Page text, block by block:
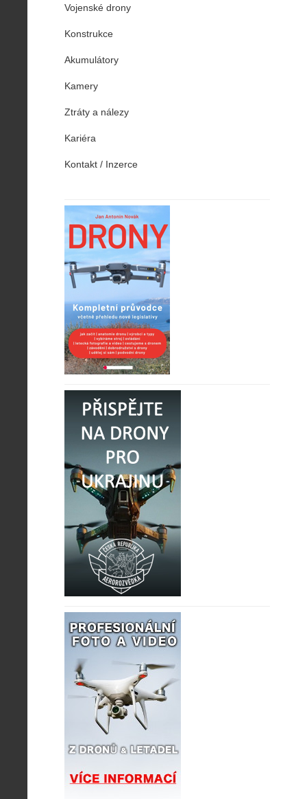
Vojenské drony
Konstrukce
Akumulátory
Kamery
Ztráty a nálezy
Kariéra
Kontakt / Inzerce